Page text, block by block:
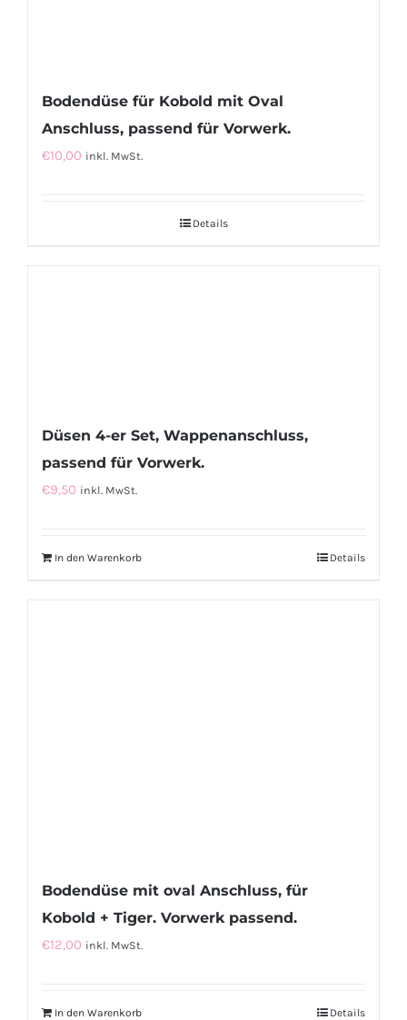
Bodendüse für Kobold mit Oval
Anschluss, passend für Vorwerk.
€10,00 inkl. MwSt.
Details
Düsen 4-er Set, Wappenanschluss,
passend für Vorwerk.
€9,50 inkl. MwSt.
In den Warenkorb Details
Bodendüse mit oval Anschluss, für
Kobold + Tiger. Vorwerk passend.
€12,00 inkl. MwSt.
In den Warenkorb Details